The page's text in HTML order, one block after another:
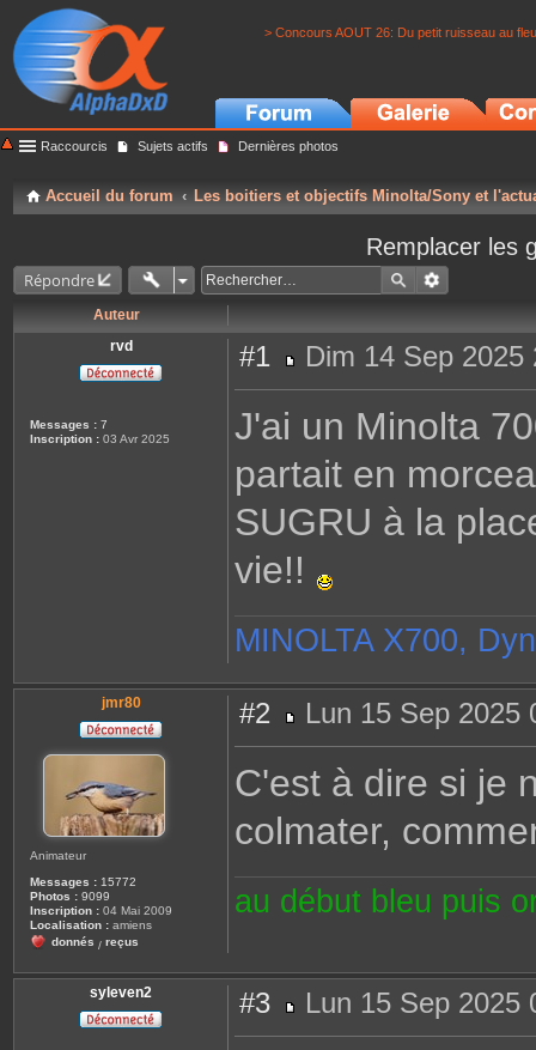
> Concours AOUT 26: Du petit ruisseau au
Raccourcis Sujets actifs Dernières photos
Accueil du forum Les boitiers et objectifs Minolta/Sony et
Remplacer les
Répondre
Auteur
rvd
Messages : 7
Inscription : 03 Avr 2025
#1
e
Dim 14 Sep 2025
J'ai un Minolta
partait en
SUGRU à la
vie!!
MINOLTA X700,
jmr80
Animateur
Messages : 15772
Photos : 9099
Inscription : 04 Mai 2009
Localisation : amiens
donnés / reçus
#2
e
a
Lun 15 Sep 2025
C'est à dire si je
colmater,
au début bleu puis
syleven2 #3
e
Lun 15 Sep 2025